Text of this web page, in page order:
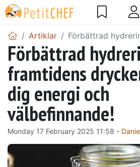
Artiklar Förbättrad
Förbättrad
framtidens
dig energi och
välbefinnande!
Monday 17 February 2025 11:58 -